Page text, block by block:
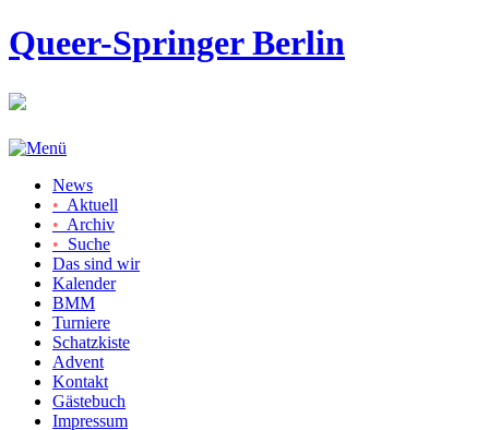
Queer-Springer Berlin
News
• Aktuell
• Archiv
• Suche
Das sind wir
Kalender
BMM
Turniere
Schatzkiste
Advent
Kontakt
Gästebuch
Impressum